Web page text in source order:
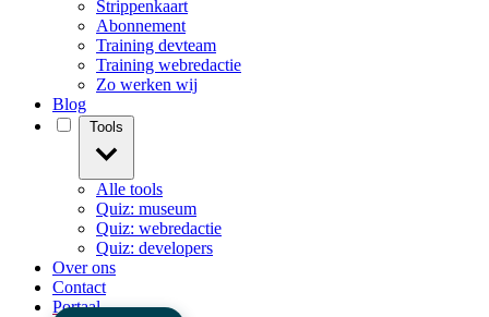
Strippenkaart
Abonnement
Training devteam
Training webredactie
Zo werken wij
Blog
Alle tools
Quiz: museum
Quiz: webredactie
Quiz: developers
Over ons
Contact
Portaal